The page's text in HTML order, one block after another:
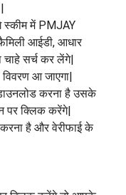
में PMJAY
आईडी, आधार
चाहे सर्च कर लेंगे|
आ जाएगा|
करना है उसके
पर क्लिक करेंगे|
है और वेरीफाई के